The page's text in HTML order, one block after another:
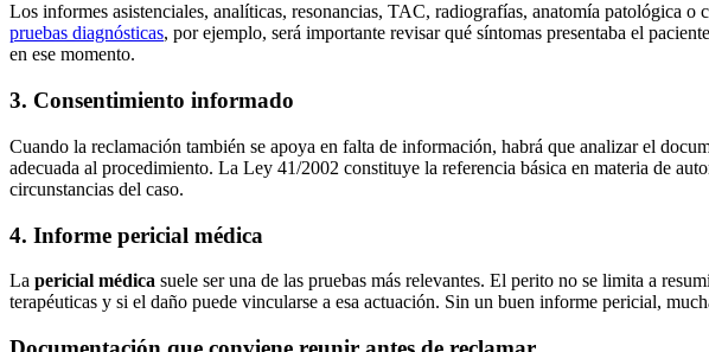
Los informes asistenciales, analíticas, resonancias, TAC, radiografías, anatomía patológica
pruebas diagnósticas, por ejemplo, será importante revisar qué síntomas presentaba el
en ese momento.
3. Consentimiento informado
Cuando la reclamación también se apoya en falta de información, habrá que analizar el
adecuada al procedimiento. La Ley 41/2002 constituye la referencia básica en materia de
circunstancias del caso.
4. Informe pericial médica
La pericial médica suele ser una de las pruebas más relevantes. El perito no se limita a
terapéuticas y si el daño puede vincularse a esa actuación. Sin un buen informe pericial,